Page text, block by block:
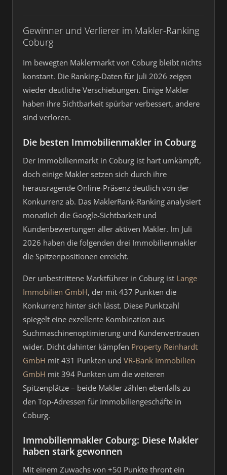
Gewinner und Verlierer im Makler-Ranking
Coburg
Im bewegten Maklermarkt von Coburg bleibt nichts
konstant. Die Ranking-Daten für Juli 2026 zeigen
wieder deutliche Verschiebungen. Einige Makler
haben ihre Sichtbarkeit spürbar verbessert, andere
sind verloren.
Die besten Immobilienmakler in Coburg
Der Immobilienmarkt in Coburg ist hart umkämpft,
doch einige Makler setzen sich durch ihre
herausragende Online-Präsenz deutlich von der
Konkurrenz ab. Das MaklerRank-Ranking analysiert
monatlich die Google-Sichtbarkeit und
Kundenbewertungen aller aktiven Makler. Im Juli
2026 haben die folgenden drei Immobilienmakler
die Spitzenpositionen erreicht.
Der unbestrittene Marktführer in Coburg ist Lange
Immobilien GmbH, der mit 437 Punkten die
Konkurrenz hinter sich lässt. Diese Punktzahl
spiegelt eine exzellente Kombination aus
Suchmaschinenoptimierung und Kundenvertrauen
wider. Dicht dahinter kämpfen Property Reinhardt
GmbH mit 431 Punkten und VR-Bank Immobilien
GmbH mit 394 Punkten um die weiteren
Spitzenplätze – beide Makler zählen ebenfalls zu
den Top-Adressen für Immobiliengeschäfte in
Coburg.
Immobilienmakler Coburg: Diese Makler
haben stark gewonnen
Mit einem Zuwachs von +50 Punkte thront ein